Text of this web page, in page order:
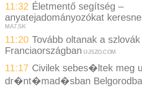
11:32 Életmentő segítség –
anyatejadományozókat
MA7.SK
11:20 Tovább oltanak a
Franciaországban UJSZO.COM
11:17 Civilek sebes�ltek meg
dr�nt�mad�sban